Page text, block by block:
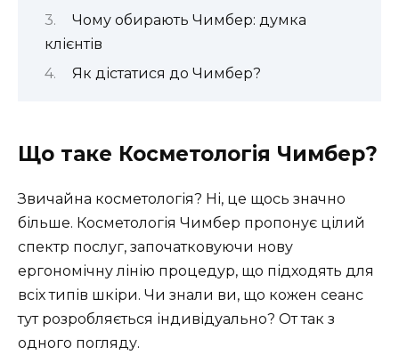
Чому обирають Чимбер: думка
клієнтів
Як дістатися до Чимбер?
Що таке Косметологія Чимбер?
Звичайна косметологія? Ні, це щось значно
більше. Косметологія Чимбер пропонує цілий
спектр послуг, започатковуючи нову
ергономічну лінію процедур, що підходять для
всіх типів шкіри. Чи знали ви, що кожен сеанс
тут розробляється індивідуально? От так з
одного погляду.